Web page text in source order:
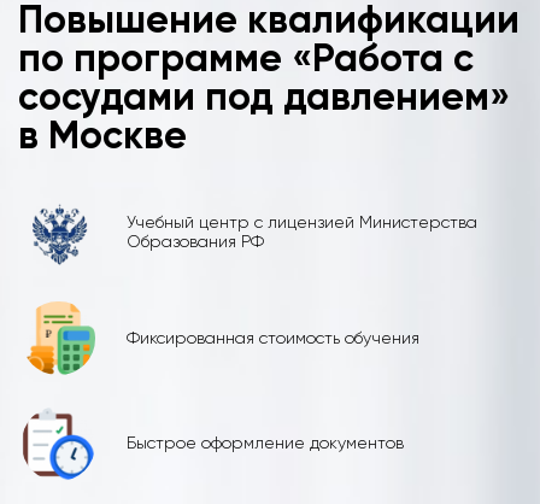
Повышение квалификации
по программе «Работа с
сосудами под давлением»
в Москве
Учебный центр с лицензией Министерства
Образования РФ
Фиксированная стоимость обучения
Быстрое оформление документов